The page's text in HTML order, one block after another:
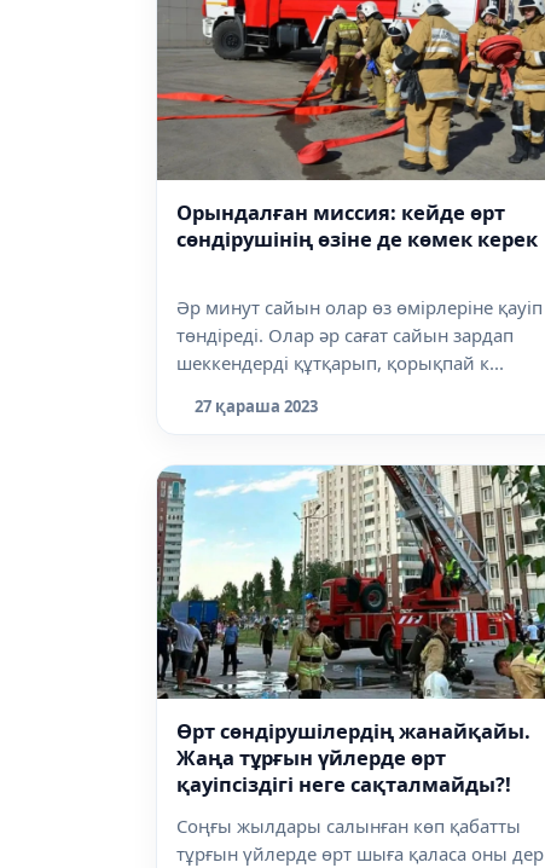
Орындалған миссия: кейде өрт
сөндірушінің өзіне де көмек керек
Әр минут сайын олар өз өмірлеріне қауіп
төндіреді. Олар әр сағат сайын зардап
шеккендерді құтқарып, қорықпай к...
27 қараша 2023
Өрт сөндірушілердің жанайқайы.
Жаңа тұрғын үйлерде өрт
қауіпсіздігі неге сақталмайды?!
Соңғы жылдары салынған көп қабатты
тұрғын үйлерде өрт шыға қаласа оны дер